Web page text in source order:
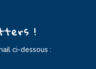
!
ci-dessous :